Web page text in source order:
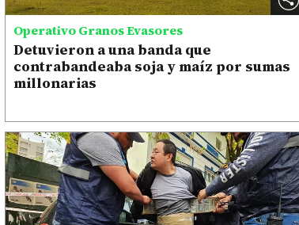
Operativo Granos Evasores
Detuvieron a una banda que
contrabandeaba soja y maíz por sumas
millonarias